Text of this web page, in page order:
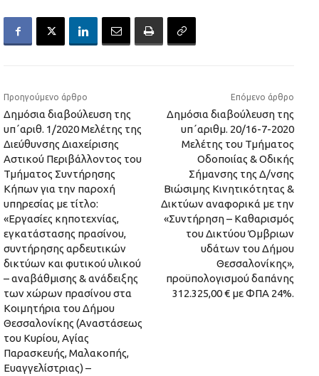
Προηγούμενο άρθρο
Δημόσια διαβούλευση της
υπ΄αριθ. 1/2020 Μελέτης της
Διεύθυνσης Διαχείρισης
Αστικού Περιβάλλοντος του
Τμήματος Συντήρησης
Κήπων για την παροχή
υπηρεσίας με τίτλο:
«Εργασίες κηποτεχνίας,
εγκατάστασης πρασίνου,
συντήρησης αρδευτικών
δικτύων και φυτικού υλικού
– αναβάθμισης & ανάδειξης
των χώρων πρασίνου στα
Κοιμητήρια του Δήμου
Θεσσαλονίκης (Αναστάσεως
του Κυρίου, Αγίας
Παρασκευής, Μαλακοπής,
Ευαγγελίστριας) –
Επόμενο άρθρο
Δημόσια διαβούλευση της
υπ΄αριθμ. 20/16-7-2020
Μελέτης του Τμήματος
Οδοποιίας & Οδικής
Σήμανσης της Δ/νσης
Βιώσιμης Κινητικότητας &
Δικτύων αναφορικά με την
«Συντήρηση – Καθαρισμός
του Δικτύου Όμβριων
υδάτων του Δήμου
Θεσσαλονίκης»,
προϋπολογισμού δαπάνης
312.325,00 € με ΦΠΑ 24%.